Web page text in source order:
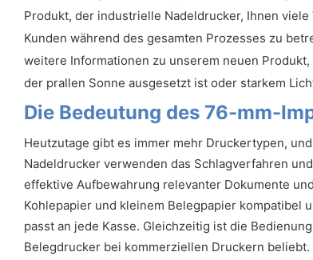
Produkt, der industrielle Nadeldrucker, Ihnen
Kunden während des gesamten Prozesses zu
weitere Informationen zu unserem neuen
der prallen Sonne ausgesetzt ist oder starkem
Die Bedeutung des 76-mm-
Heutzutage gibt es immer mehr Druckertypen,
Nadeldrucker verwenden das Schlagverfahren
effektive Aufbewahrung relevanter Dokumente
Kohlepapier und kleinem Belegpapier kompatibel
passt an jede Kasse. Gleichzeitig ist die
Belegdrucker bei kommerziellen Druckern beliebt.